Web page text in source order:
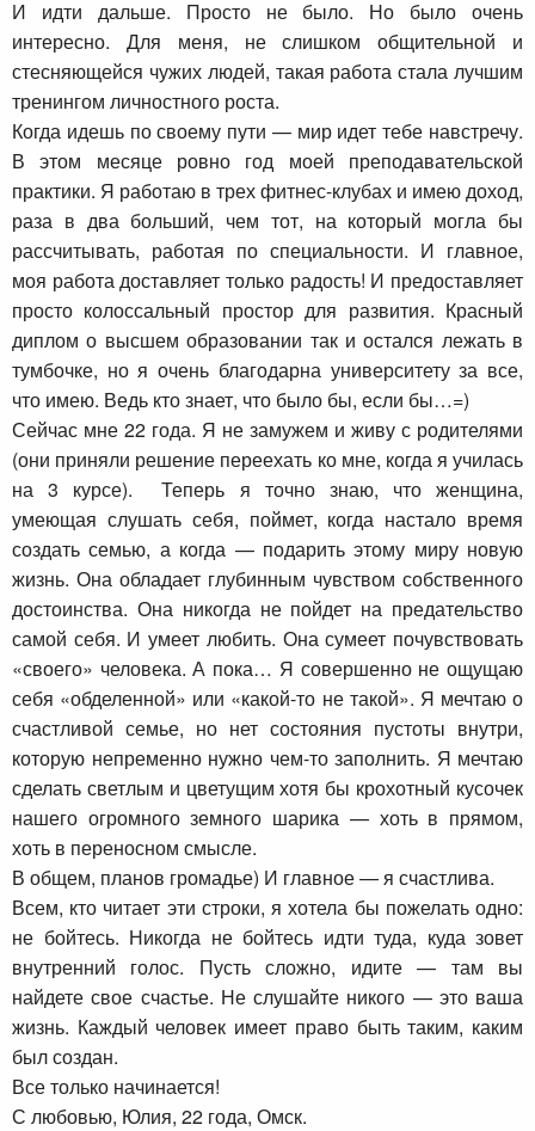
И идти дальше. Просто не было. Но было очень
интересно. Для меня, не слишком общительной и
стесняющейся чужих людей, такая работа стала лучшим
тренингом личностного роста.
Когда идешь по своему пути — мир идет тебе навстречу.
В этом месяце ровно год моей преподавательской
практики. Я работаю в трех фитнес-клубах и имею доход,
раза в два больший, чем тот, на который могла бы
рассчитывать, работая по специальности. И главное,
моя работа доставляет только радость! И предоставляет
просто колоссальный простор для развития. Красный
диплом о высшем образовании так и остался лежать в
тумбочке, но я очень благодарна университету за все,
что имею. Ведь кто знает, что было бы, если бы…=)
Сейчас мне 22 года. Я не замужем и живу с родителями
(они приняли решение переехать ко мне, когда я училась
на 3 курсе). Теперь я точно знаю, что женщина,
умеющая слушать себя, поймет, когда настало время
создать семью, а когда — подарить этому миру новую
жизнь. Она обладает глубинным чувством собственного
достоинства. Она никогда не пойдет на предательство
самой себя. И умеет любить. Она сумеет почувствовать
«своего» человека. А пока… Я совершенно не ощущаю
себя «обделенной» или «какой-то не такой». Я мечтаю о
счастливой семье, но нет состояния пустоты внутри,
которую непременно нужно чем-то заполнить. Я мечтаю
сделать светлым и цветущим хотя бы крохотный кусочек
нашего огромного земного шарика — хоть в прямом,
хоть в переносном смысле.
В общем, планов громадье) И главное — я счастлива.
Всем, кто читает эти строки, я хотела бы пожелать одно:
не бойтесь. Никогда не бойтесь идти туда, куда зовет
внутренний голос. Пусть сложно, идите — там вы
найдете свое счастье. Не слушайте никого — это ваша
жизнь. Каждый человек имеет право быть таким, каким
был создан.
Все только начинается!
С любовью, Юлия, 22 года, Омск.